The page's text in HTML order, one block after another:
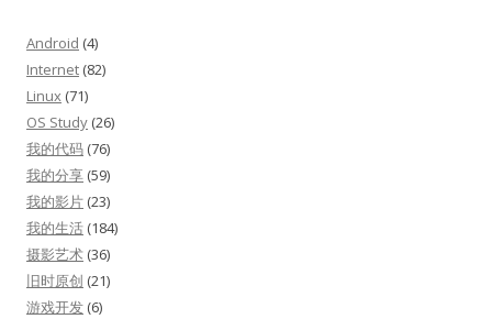
Android (4)
Internet (82)
Linux (71)
OS Study (26)
我的代码 (76)
我的分享 (59)
我的影片 (23)
我的生活 (184)
摄影艺术 (36)
旧时原创 (21)
游戏开发 (6)